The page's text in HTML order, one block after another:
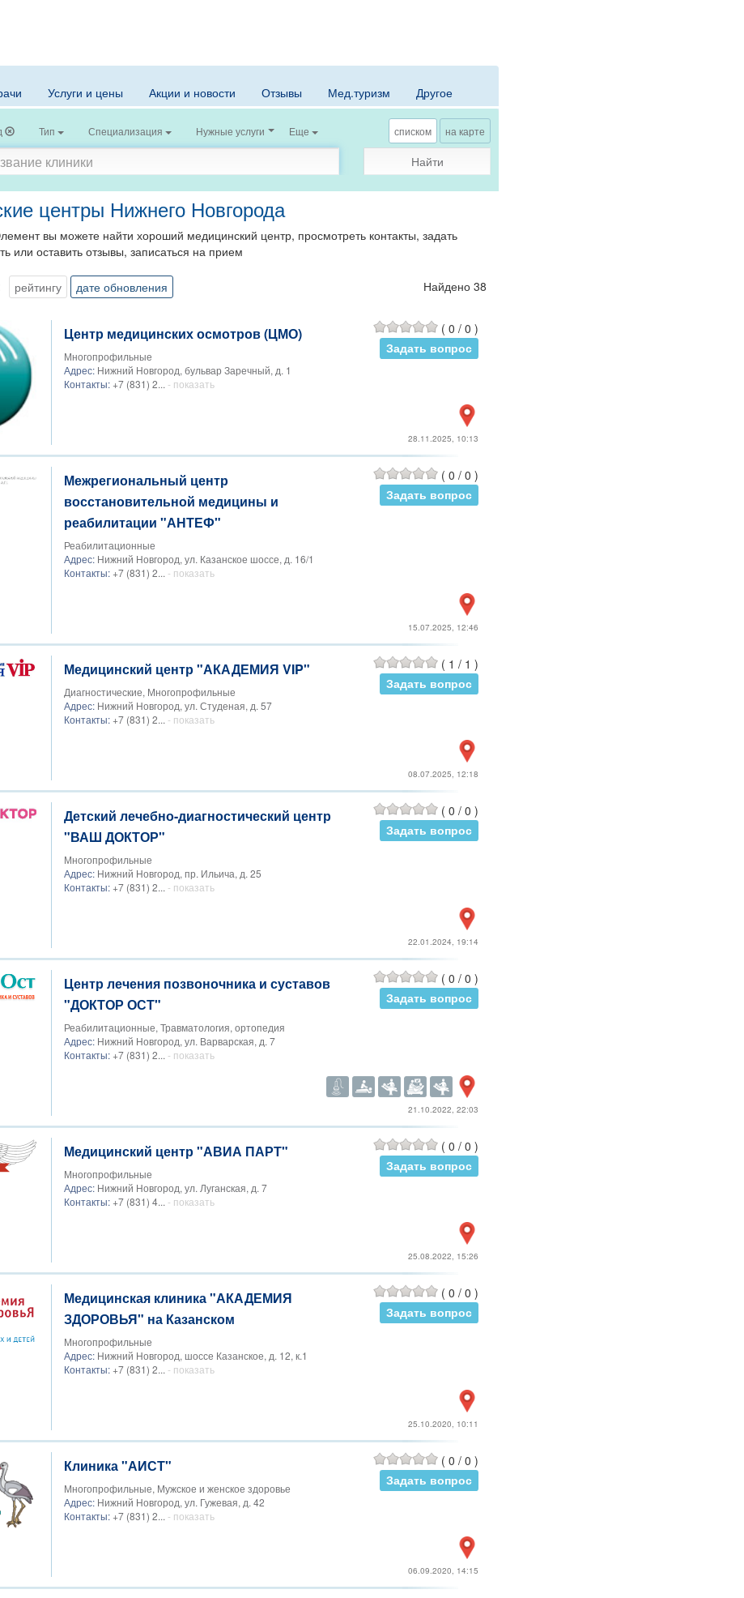
Услуги и цены Акции и новости Отзывы Мед.туризм Другое
Тип Специализация Нужные услуги Еще списком на карте
Найти
центры Нижнего Новгорода
вы можете найти хороший медицинский центр, просмотреть контакты, задать
или оставить отзывы, записаться на прием
рейтингу дате обновления Найдено 38
Центр медицинских осмотров (ЦМО)
Многопрофильные
Адрес:Нижний Новгород, бульвар Заречный, д. 1
Контакты: +7 (831) 2... - показать
( 0 / 0 )
Задать вопрос
28.11.2025, 10:13
Межрегиональный центр
восстановительной медицины и
реабилитации "АНТЕФ"
Реабилитационные
Адрес:Нижний Новгород, ул. Казанское шоссе, д. 16/1
Контакты: +7 (831) 2... - показать
( 0 / 0 )
Задать вопрос
15.07.2025, 12:46
Медицинский центр "АКАДЕМИЯ VIP"
Диагностические, Многопрофильные
Адрес:Нижний Новгород, ул. Студеная, д. 57
Контакты: +7 (831) 2... - показать
( 1 / 1 )
Задать вопрос
08.07.2025, 12:18
Детский лечебно-диагностический центр
"ВАШ ДОКТОР"
Многопрофильные
Адрес:Нижний Новгород, пр. Ильича, д. 25
Контакты: +7 (831) 2... - показать
( 0 / 0 )
Задать вопрос
22.01.2024, 19:14
Центр лечения позвоночника и суставов
"ДОКТОР ОСТ"
Реабилитационные, Травматология, ортопедия
Адрес:Нижний Новгород, ул. Варварская, д. 7
Контакты: +7 (831) 2... - показать
( 0 / 0 )
Задать вопрос
21.10.2022, 22:03
Медицинский центр "АВИА ПАРТ"
Многопрофильные
Адрес:Нижний Новгород, ул. Луганская, д. 7
Контакты: +7 (831) 4... - показать
( 0 / 0 )
Задать вопрос
25.08.2022, 15:26
Медицинская клиника "АКАДЕМИЯ
ЗДОРОВЬЯ" на Казанском
Многопрофильные
Адрес:Нижний Новгород, шоссе Казанское, д. 12, к.1
Контакты: +7 (831) 2... - показать
( 0 / 0 )
Задать вопрос
25.10.2020, 10:11
Клиника "АИСТ"
Многопрофильные, Мужское и женское здоровье
Адрес:Нижний Новгород, ул. Гужевая, д. 42
Контакты: +7 (831) 2... - показать
( 0 / 0 )
Задать вопрос
06.09.2020, 14:15